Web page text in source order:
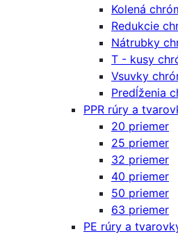
Kolená
Redukcie
Nátrubky
T - kusy
Vsuvky
Predĺženia
PPR rúry a
20 priemer
25 priemer
32 priemer
40 priemer
50 priemer
63 priemer
PE rúry a